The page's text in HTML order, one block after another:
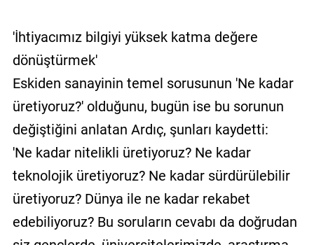
'İhtiyacımız bilgiyi yüksek katma değere
dönüştürmek'
Eskiden sanayinin temel sorusunun 'Ne kadar
üretiyoruz?' olduğunu, bugün ise bu sorunun
değiştiğini anlatan Ardıç, şunları kaydetti:
'Ne kadar nitelikli üretiyoruz? Ne kadar
teknolojik üretiyoruz? Ne kadar sürdürülebilir
üretiyoruz? Dünya ile ne kadar rekabet
edebiliyoruz? Bu soruların cevabı da doğrudan